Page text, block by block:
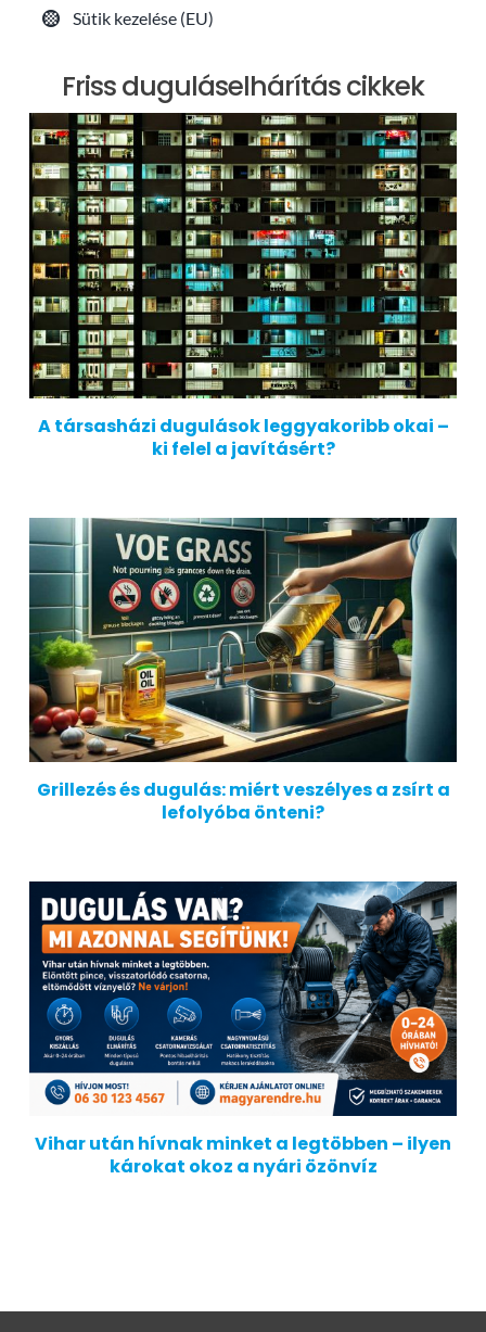
Sütik kezelése (EU)
Friss duguláselhárítás cikkek
A társasházi dugulások leggyakoribb okai –
ki felel a javításért?
Grillezés és dugulás: miért veszélyes a zsírt a
lefolyóba önteni?
Vihar után hívnak minket a legtöbben – ilyen
károkat okoz a nyári özönvíz